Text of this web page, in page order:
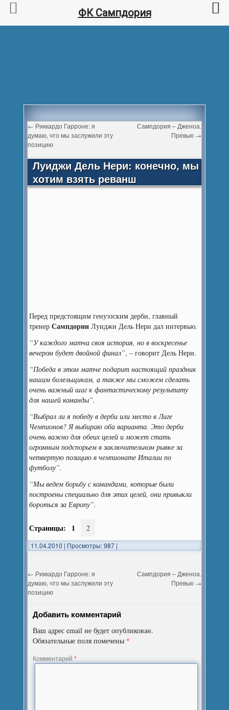
← Риккардо Гарроне: я
думаю, что мы заслужили эту
позицию
Сампдория – Дженоа.
Превью →
Луиджи Дель Нери: конечно, мы
хотим взять реванш
Перед предстоящим генуэзским дерби, главный
тренерСампдории Луиджи Дель Нери дал интервью.
“У каждого матча своя история, но в воскресенье
вечером будет двойной финал”, – говорит Дель Нери.
“Победа в этом матче подарит настоящий праздник
нашим болельщикам, а также мы сможем сделать
очень важный шаг к фантастическому результату
для нашей команды”.
“Выбрал ли я победу в дерби или место в Лиге
Чемпионов? Я выбираю оба варианта. Это дерби
очень важно для обеих целей и может стать
огромным подспорьем в заключительном рывке за
четвертую позицию в чемпионате Италии по
футболу”.
“Мы ведем борьбу с командами, которые были
построены специально для этих целей, они привыкли
бороться за Европу”.
Страницы: 1 2
11.04.2010 | Просмотры: 987 |
← Риккардо Гарроне: я
думаю, что мы заслужили эту
позицию
Сампдория – Дженоа.
Превью →
Добавить комментарий
Ваш адрес email не будет опубликован.
Обязательные поля помечены *
Комментарий*
ФК Сампдория